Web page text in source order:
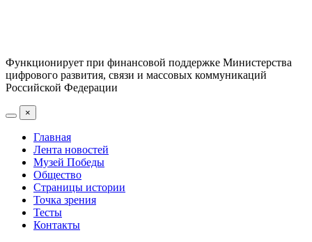
Функционирует при финансовой поддержке Министерства
цифрового развития, связи и массовых коммуникаций
Российской Федерации
×
Главная
Лента новостей
Музей Победы
Общество
Страницы истории
Точка зрения
Тесты
Контакты